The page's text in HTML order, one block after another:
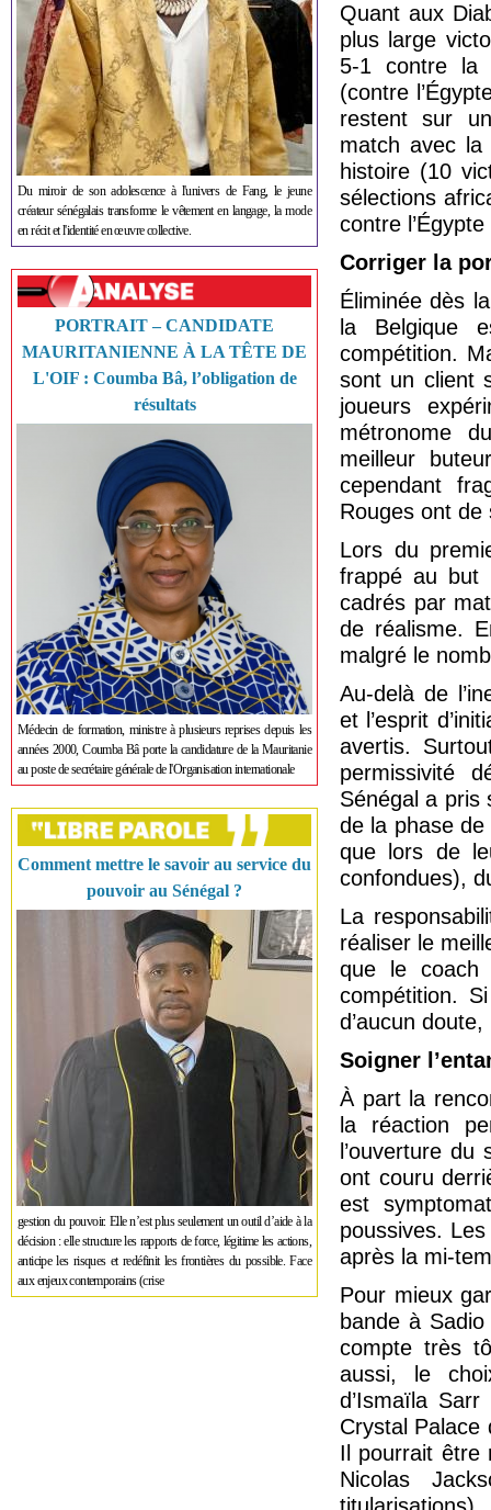
Du miroir de son adolescence à l'univers de Fang, le jeune
créateur sénégalais transforme le vêtement en langage, la mode
en récit et l'identité en œuvre collective.
PORTRAIT – CANDIDATE
MAURITANIENNE À LA TÊTE DE
L'OIF : Coumba Bâ, l’obligation de
résultats
Médecin de formation, ministre à plusieurs reprises depuis les
années 2000, Coumba Bâ porte la candidature de la Mauritanie
au poste de secrétaire générale de l'Organisation internationale
Comment mettre le savoir au service du
pouvoir au Sénégal ?
gestion du pouvoir. Elle n’est plus seulement un outil d’aide à la
décision : elle structure les rapports de force, légitime les actions,
anticipe les risques et redéfinit les frontières du possible. Face
aux enjeux contemporains (crise
Quant aux
plus large
5-1 contre la
(contre
restent sur
match avec la
histoire (10
sélections
contre
Corriger la
Éliminée dès
la Belgique
compétition.
sont un client
joueurs
métronome
meilleur
cependant
Rouges ont de
Lors du
frappé au but
cadrés par
de réalisme.
malgré le
Au-delà de
et l’esprit
avertis.
permissivité
Sénégal a pris
de la phase de
que lors de
confondues),
La
réaliser le
que le
compétition.
d’aucun
Soigner
À part la
la réaction
l’ouverture
ont couru
est
poussives.
après la mi-
Pour mieux
bande à
compte très
aussi, le
d’Ismaïla
Crystal
Il pourrait être
Nicolas